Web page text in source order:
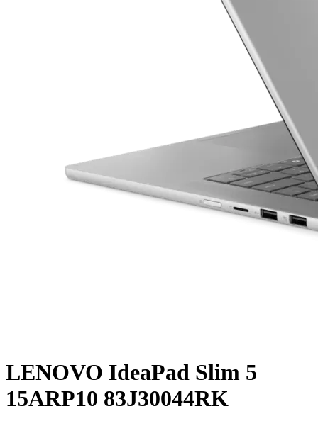
LENOVO IdeaPad Slim 5
15ARP10 83J30044RK